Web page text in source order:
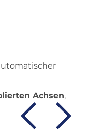
Achsen,